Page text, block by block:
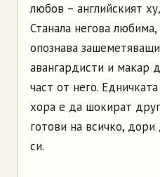
любов – английският
Станала негова
опознава
авангардисти и макар
част от него.
хора е да шокират
готови на всичко,
си.